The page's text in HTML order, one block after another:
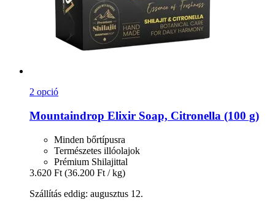
2 opció
Mountaindrop Elixir Soap, Citronella (100 g)
Minden bőrtípusra
Természetes illóolajok
Prémium Shilajittal
3.620 Ft (36.200 Ft / kg)
Szállítás eddig: augusztus 12.